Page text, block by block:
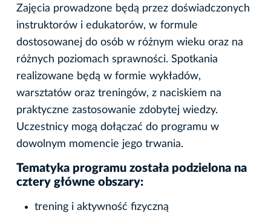
Zajęcia prowadzone będą przez doświadczonych
instruktorów i edukatorów, w formule
dostosowanej do osób w różnym wieku oraz na
różnych poziomach sprawności. Spotkania
realizowane będą w formie wykładów,
warsztatów oraz treningów, z naciskiem na
praktyczne zastosowanie zdobytej wiedzy.
Uczestnicy mogą dołączać do programu w
dowolnym momencie jego trwania.
Tematyka programu została podzielona na
cztery główne obszary:
trening i aktywność fizyczną